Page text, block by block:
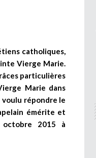
catholiques,
Vierge Marie.
particulières
Marie dans
voulu répondre le
émérite et
octobre 2015 à